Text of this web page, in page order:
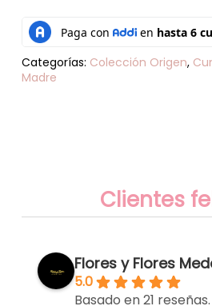
Categorías: Colección Origen,
Madre
Clientes
Flores y Flores
5.0
Basado en 21 reseñas.